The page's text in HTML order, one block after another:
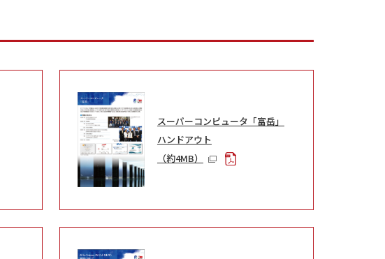
スーパーコンピュータ「富岳」
ハンドアウト
（約4MB）